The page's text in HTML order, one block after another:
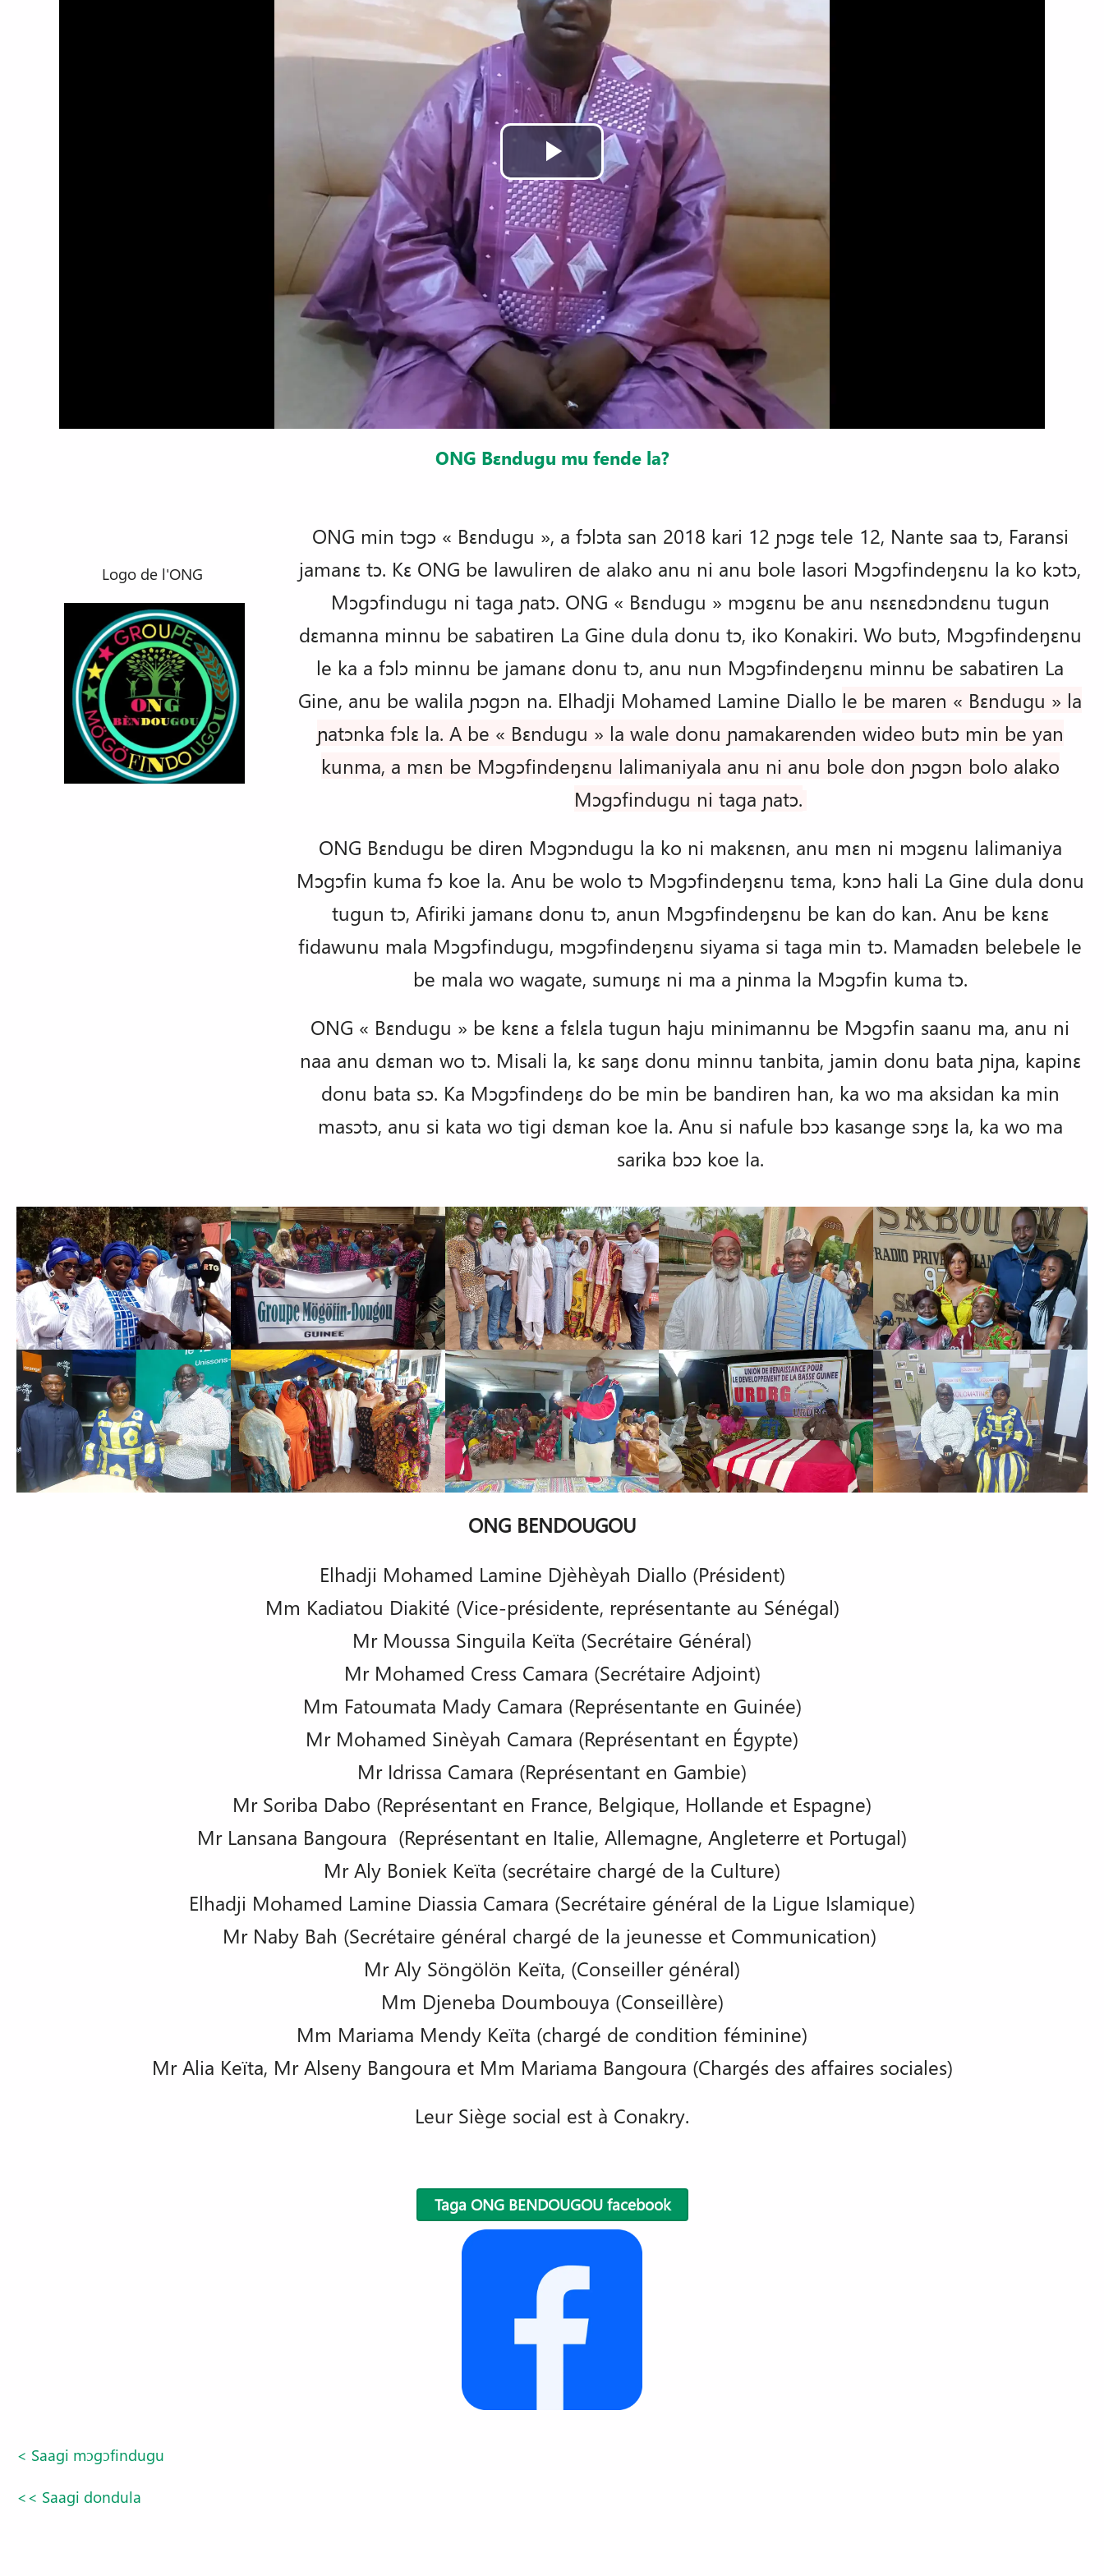
Lire
la
vidéo
ONG Bɛndugu mu fende la?
Logo de l'ONG
ONG min tɔgɔ « Bɛndugu », a fɔlɔta san 2018 kari 12 ɲɔgɛ tele 12, Nante saa tɔ, Faransi
jamanɛ tɔ. Kɛ ONG be lawuliren de alako anu ni anu bole lasori Mɔgɔfindeŋɛnu la ko kɔtɔ,
Mɔgɔfindugu ni taga ɲatɔ. ONG « Bɛndugu » mɔgɛnu be anu nɛɛnɛdɔndɛnu tugun
dɛmanna minnu be sabatiren La Gine dula donu tɔ, iko Konakiri. Wo butɔ, Mɔgɔfindeŋɛnu
le ka a fɔlɔ minnu be jamanɛ donu tɔ, anu nun Mɔgɔfindeŋɛnu minnu be sabatiren La
Gine, anu be walila ɲɔgɔn na. Elhadji Mohamed Lamine Diallo le be maren « Bɛndugu » la
ɲatɔnka fɔlɛ la. A be « Bɛndugu » la wale donu ɲamakarenden wideo butɔ min be yan
kunma, a mɛn be Mɔgɔfindeŋɛnu lalimaniyala anu ni anu bole don ɲɔgɔn bolo alako
Mɔgɔfindugu ni taga ɲatɔ.
ONG Bɛndugu be diren Mɔgɔndugu la ko ni makɛnɛn, anu mɛn ni mɔgɛnu lalimaniya
Mɔgɔfin kuma fɔ koe la. Anu be wolo tɔ Mɔgɔfindeŋɛnu tɛma, kɔnɔ hali La Gine dula donu
tugun tɔ, Afiriki jamanɛ donu tɔ, anun Mɔgɔfindeŋɛnu be kan do kan. Anu be kɛnɛ
fidawunu mala Mɔgɔfindugu, mɔgɔfindeŋɛnu siyama si taga min tɔ. Mamadɛn belebele le
be mala wo wagate, sumuŋɛ ni ma a ɲinma la Mɔgɔfin kuma tɔ.
ONG « Bɛndugu » be kɛnɛ a fɛlɛla tugun haju minimannu be Mɔgɔfin saanu ma, anu ni
naa anu dɛman wo tɔ. Misali la, kɛ saŋɛ donu minnu tanbita, jamin donu bata ɲiɲa, kapinɛ
donu bata sɔ. Ka Mɔgɔfindeŋɛ do be min be bandiren han, ka wo ma aksidan ka min
masɔtɔ, anu si kata wo tigi dɛman koe la. Anu si nafule bɔɔ kasange sɔŋɛ la, ka wo ma
sarika bɔɔ koe la.
ONG BENDOUGOU
Elhadji Mohamed Lamine Djèhèyah Diallo (Président)
Mm Kadiatou Diakité (Vice-présidente, représentante au Sénégal)
Mr Moussa Singuila Keïta (Secrétaire Général)
Mr Mohamed Cress Camara (Secrétaire Adjoint)
Mm Fatoumata Mady Camara (Représentante en Guinée)
Mr Mohamed Sinèyah Camara (Représentant en Égypte)
Mr Idrissa Camara (Représentant en Gambie)
Mr Soriba Dabo (Représentant en France, Belgique, Hollande et Espagne)
Mr Lansana Bangoura (Représentant en Italie, Allemagne, Angleterre et Portugal)
Mr Aly Boniek Keïta (secrétaire chargé de la Culture)
Elhadji Mohamed Lamine Diassia Camara (Secrétaire général de la Ligue Islamique)
Mr Naby Bah (Secrétaire général chargé de la jeunesse et Communication)
Mr Aly Söngölön Keïta, (Conseiller général)
Mm Djeneba Doumbouya (Conseillère)
Mm Mariama Mendy Keïta (chargé de condition féminine)
Mr Alia Keïta, Mr Alseny Bangoura et Mm Mariama Bangoura (Chargés des affaires sociales)
Leur Siège social est à Conakry.
Taga ONG BENDOUGOU facebook
< Saagi mɔgɔfindugu
<< Saagi dondula